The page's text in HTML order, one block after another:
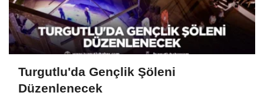
Turgutlu'da Gençlik Şöleni
Düzenlenecek